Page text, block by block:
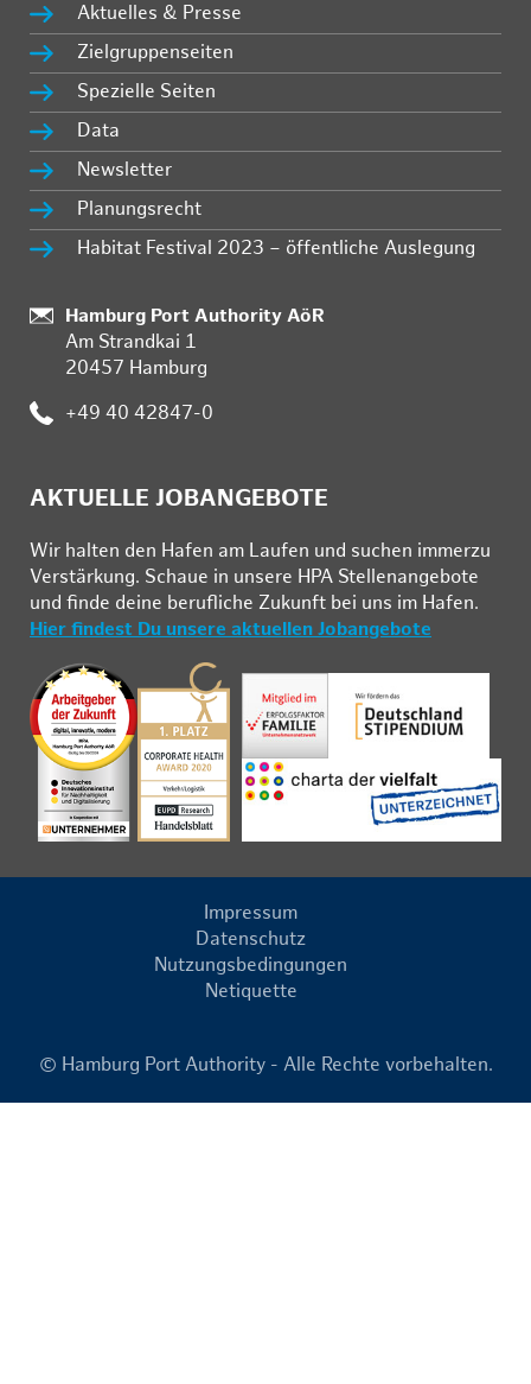
Aktuelles & Presse
Zielgruppenseiten
Spezielle Seiten
Data
Newsletter
Planungsrecht
Habitat Festival 2023 – öffentliche Auslegung
Standort:
Hamburg Port Authority AöR
Am Strandkai 1
20457 Hamburg
Telefon:
+49 40 42847-0
AKTUELLE JOBANGEBOTE
Wir hal­ten den Ha­fen am Lau­fen und su­chen im­mer­zu
Ver­stär­kung. Schau­e in un­se­re HPA Stel­len­an­ge­bo­te
und fin­de deine be­ruf­li­che Zu­kunft bei uns im Ha­fen.
Hier findest Du unsere aktuellen Jobangebote
Impressum
Datenschutz
Nutzungsbedingungen
Netiquette
© Hamburg Port Authority - Alle Rechte vorbehalten.